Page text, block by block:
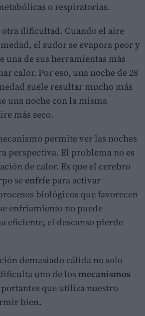
o respiratorias.
otra dificultad. Cuando el aire
el sudor se evapora peor y
una de sus herramientas más
calor. Por eso, una noche de 28
suele resultar mucho más
una noche con la misma
más seco.
permite ver las noches
perspectiva. El problema no es
de calor. Es que el cerebro
se enfríe para activar
biológicos que favorecen
enfriamiento no puede
eficiente, el descanso pierde
demasiado cálida no solo
uno de los mecanismos
que utiliza nuestro
bien.